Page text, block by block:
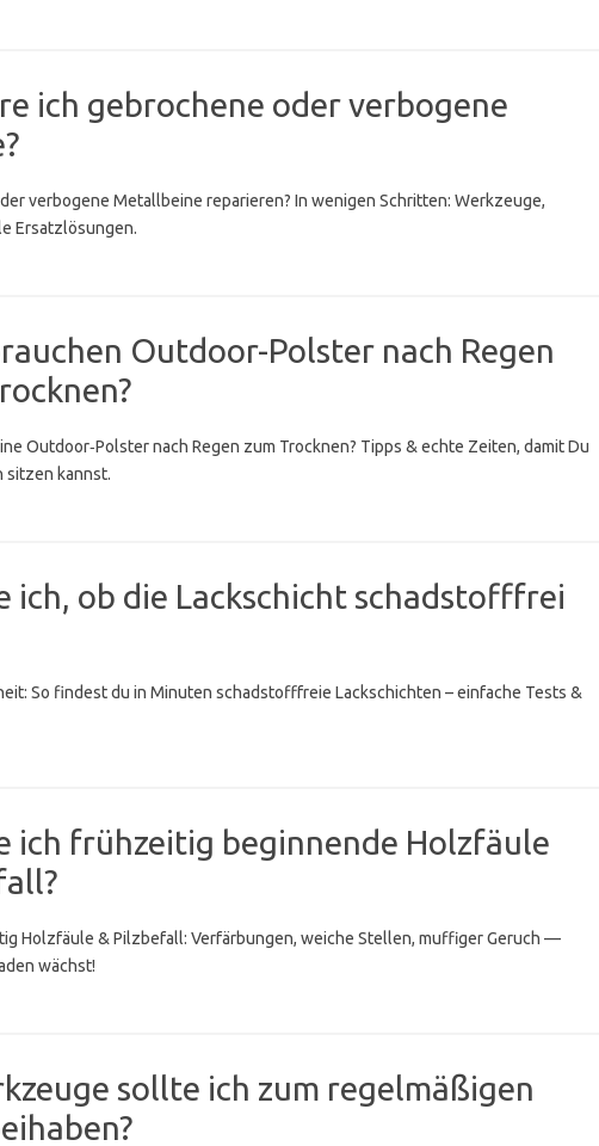
ich gebrochene oder verbogene
verbogene Metallbeine reparieren? In wenigen Schritten: Werkzeuge,
Ersatzlösungen.
Outdoor-Polster nach Regen
Outdoor‑Polster nach Regen zum Trocknen? Tipps & echte Zeiten, damit Du
sitzen kannst.
ich, ob die Lackschicht schadstofffrei
So findest du in Minuten schadstofffreie Lackschichten – einfache Tests &
ich frühzeitig beginnende Holzfäule
Holzfäule & Pilzbefall: Verfärbungen, weiche Stellen, muffiger Geruch —
wächst!
sollte ich zum regelmäßigen